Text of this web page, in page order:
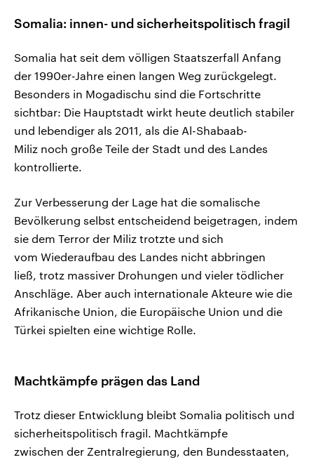
Somalia: innen- und sicherheitspolitisch fragil
Somalia hat seit dem völligen Staatszerfall Anfang
der 1990er-Jahre einen langen Weg zurückgelegt.
Besonders in Mogadischu sind die Fortschritte
sichtbar: Die Hauptstadt wirkt heute deutlich stabiler
und lebendiger als 2011, als die Al-Shabaab-
Miliz noch große Teile der Stadt und des Landes
kontrollierte.
Zur Verbesserung der Lage hat die somalische
Bevölkerung selbst entscheidend beigetragen, indem
sie dem Terror der Miliz trotzte und sich
vom Wiederaufbau des Landes nicht abbringen
ließ, trotz massiver Drohungen und vieler tödlicher
Anschläge. Aber auch internationale Akteure wie die
Afrikanische Union, die Europäische Union und die
Türkei spielten eine wichtige Rolle.
Machtkämpfe prägen das Land
Trotz dieser Entwicklung bleibt Somalia politisch und
sicherheitspolitisch fragil. Machtkämpfe
zwischen der Zentralregierung, den Bundesstaaten,